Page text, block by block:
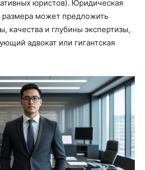
юристов). Юридическая
размера может предложить
качества и глубины экспертизы,
адвокат или гигантская